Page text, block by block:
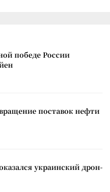
победе России
поставок нефти
украинский дрон-